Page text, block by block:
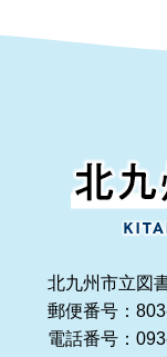
北九州市立図
郵便番号：
電話番号：